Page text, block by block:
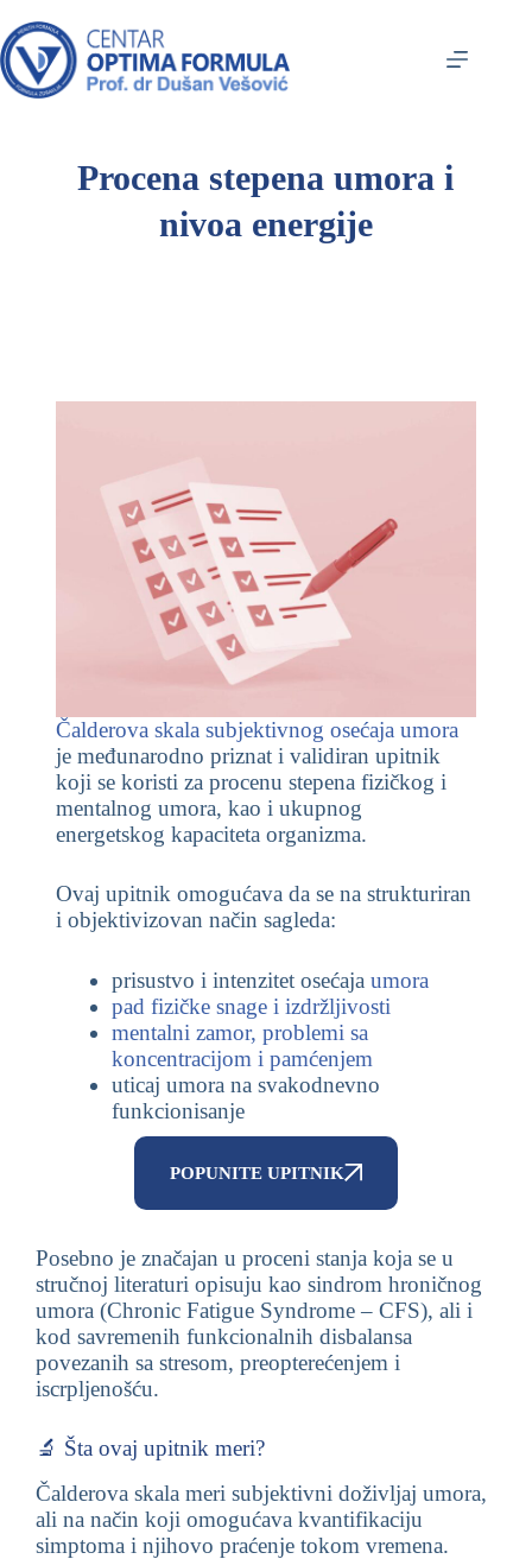
Procena stepena umora i
nivoa energije
Čalderova skala subjektivnog osećaja umora
je međunarodno priznat i validiran upitnik
koji se koristi za procenu stepena fizičkog i
mentalnog umora, kao i ukupnog
energetskog kapaciteta organizma.
Ovaj upitnik omogućava da se na strukturiran
i objektivizovan način sagleda:
prisustvo i intenzitet osećajaumora
pad fizičke snage i izdržljivosti
mentalni zamor, problemi sa
koncentracijom i pamćenjem
uticaj umora na svakodnevno
funkcionisanje
POPUNITE UPITNIK
Posebno je značajan u proceni stanja koja se u
stručnoj literaturi opisuju kao sindrom hroničnog
umora (Chronic Fatigue Syndrome – CFS), ali i
kod savremenih funkcionalnih disbalansa
povezanih sa stresom, preopterećenjem i
iscrpljenošću.
🔬 Šta ovaj upitnik meri?
Čalderova skala meri subjektivni doživljaj umora,
ali na način koji omogućava kvantifikaciju
simptoma i njihovo praćenje tokom vremena.